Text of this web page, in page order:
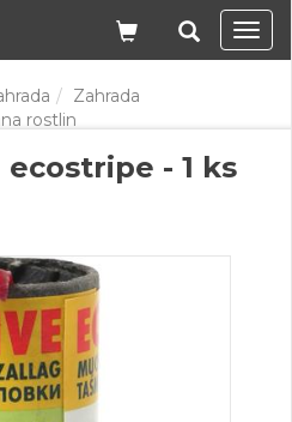
Zahrada
rostlin
- 1 ks